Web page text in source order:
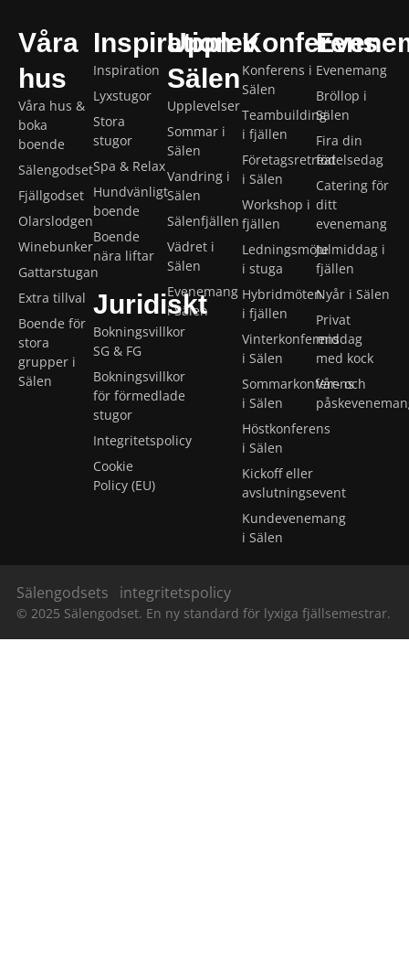
Våra
hus
Våra hus &
boka
boende
Sälengodset
Fjällgodset
Olarslodgen
Winebunker
Gattarstugan
Extra tillval
Boende för
stora
grupper i
Sälen
Inspiration
Inspiration
Lyxstugor
Stora
stugor
Spa & Relax
Hundvänligt
boende
Boende
nära liftar
Juridiskt
Bokningsvillkor
SG & FG
Bokningsvillkor
för förmedlade
stugor
Integritetspolicy
Cookie
Policy (EU)
Upplev
Sälen
Upplevelser
Sommar i
Sälen
Vandring i
Sälen
Sälenfjällen
Vädret i
Sälen
Evenemang
i Sälen
Konferens
Konferens i
Sälen
Teambuilding
i fjällen
Företagsretreat
i Sälen
Workshop i
fjällen
Ledningsmöte
i stuga
Hybridmöten
i fjällen
Vinterkonferens
i Sälen
Sommarkonferens
i Sälen
Höstkonferens
i Sälen
Kickoff eller
avslutningsevent
Kundevenemang
i Sälen
Evenemang
Bröllop i
Sälen
Fira din
födelsedag
Catering för
ditt
evenemang
Julmiddag i
fjällen
Nyår i Sälen
Privat
middag
med kock
Vår- och
© 2025 Sälengodset. En ny standard för lyxiga fjällsemestrar.
Sälengodsets integritetspolicy